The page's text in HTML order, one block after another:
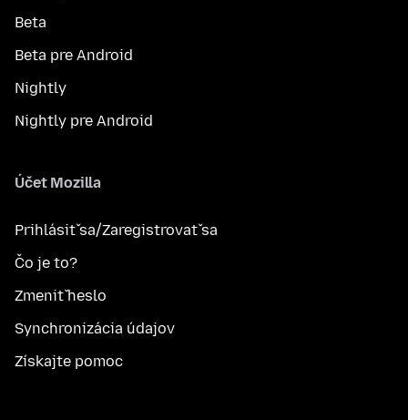
Beta
Beta pre Android
Nightly
Nightly pre Android
Účet Mozilla
Prihlásiť sa/Zaregistrovať sa
Čo je to?
Zmeniť heslo
Synchronizácia údajov
Získajte pomoc